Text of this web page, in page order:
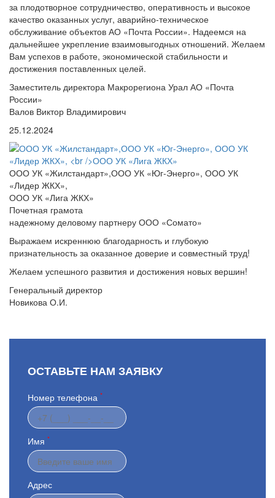
за плодотворное сотрудничество, оперативность и высокое
качество оказанных услуг, аварийно-техническое
обслуживание объектов АО «Почта России». Надеемся на
дальнейшее укрепление взаимовыгодных отношений. Желаем
Вам успехов в работе, экономической стабильности и
достижения поставленных целей.
Заместитель директора Макрорегиона Урал АО «Почта
России»
Валов Виктор Владимирович
25.12.2024
ООО УК «Жилстандарт»,ООО УК «Юг-Энерго», ООО УК
«Лидер ЖКХ»,
ООО УК «Лига ЖКХ»
Почетная грамота
надежному деловому партнеру ООО «Сомато»
Выражаем искреннюю благодарность и глубокую
признательность за оказанное доверие и совместный труд!
Желаем успешного развития и достижения новых вершин!
Генеральный директор
Новикова О.И.
ОСТАВЬТЕ НАМ ЗАЯВКУ
Номер телефона *
Имя *
Адрес